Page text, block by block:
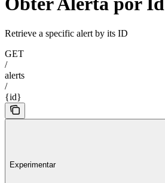
Retrieve a specific alert by its ID
GET
/
alerts
/
{id}
Experimentar